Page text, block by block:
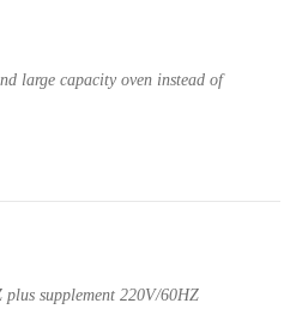
large capacity oven instead of
supplement 220V/60HZ